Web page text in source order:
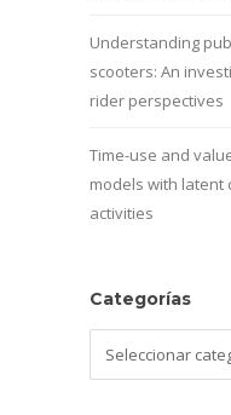
Understanding
scooters: An
rider perspectives
Time-use and
models with latent
activities
Categorías